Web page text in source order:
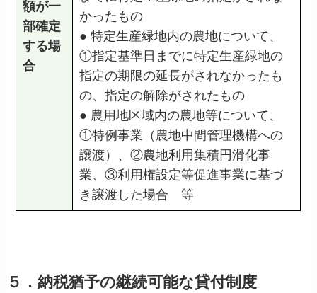
額が一
部確定
する場
合
かったもの
● 特定生産緑地内の農地について、
①指定基準日までに特定生産緑地の
指定の期限の延長がされなかったも
の、指定の解除がされたもの
● 農用地区域内の農地等について、
①特例事業（農地中間管理機構への
譲渡）、②農地利用集積円滑化事
業、③利用権設定等促進事業に基づ
き譲渡した場合 等
５．納税猶予の継続可能な貸付制度